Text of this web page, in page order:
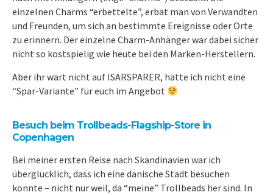
einzelnen Charms “erbettelte”, erbat man von Verwandten
und Freunden, um sich an bestimmte Ereignisse oder Orte
zu erinnern. Der einzelne Charm-Anhänger war dabei sicher
nicht so kostspielig wie heute bei den Marken-Herstellern.
Aber ihr wärt nicht auf ISARSPARER, hätte ich nicht eine
“Spar-Variante” für euch im Angebot
Besuch beim Trollbeads-Flagship-Store in
Copenhagen
Bei meiner ersten Reise nach Skandinavien war ich
überglücklich, dass ich eine dänische Stadt besuchen
konnte – nicht nur weil, da “meine” Trollbeads her sind. In